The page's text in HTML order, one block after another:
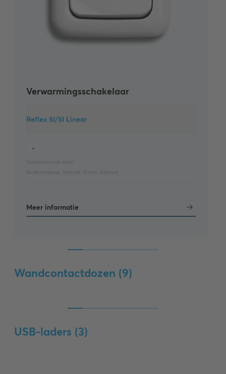
Verwarmingsschakelaar
Reflex SI/SI Linear
Raam:
Meer informatie
Wandcontactdozen (9)
USB-laders (3)